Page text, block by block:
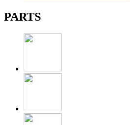
PARTS